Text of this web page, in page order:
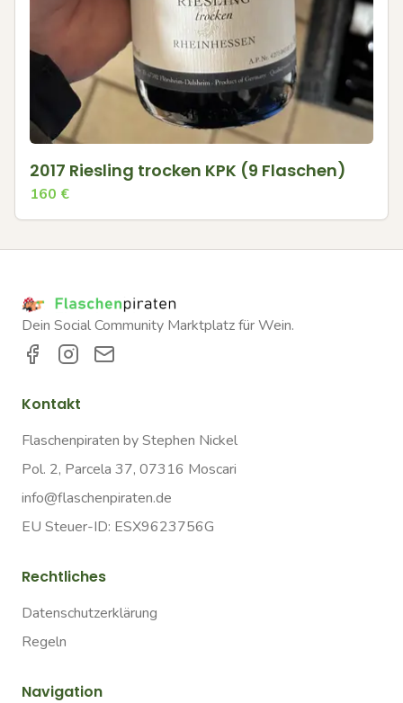
2017 Riesling trocken KPK (9 Flaschen)
160 €
Dein Social Community Marktplatz für Wein.
Kontakt
Flaschenpiraten by Stephen Nickel
Pol. 2, Parcela 37, 07316 Moscari
info@flaschenpiraten.de
EU Steuer-ID: ESX9623756G
Rechtliches
Datenschutzerklärung
Regeln
Navigation